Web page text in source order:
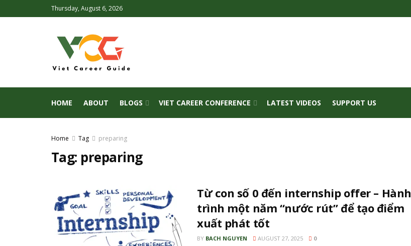
Thursday, August 6, 2026
HOME ABOUT BLOGS VIET CAREER CONFERENCE LATEST VIDEOS SUPPORT US
Home Tag preparing
Tag: preparing
Từ con số 0 đến internship offer – Hành
trình một năm “nước rút” để tạo điểm
xuất phát tốt
BY BACH NGUYEN AUGUST 27, 2025 0